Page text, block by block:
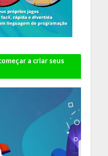
a criar seus